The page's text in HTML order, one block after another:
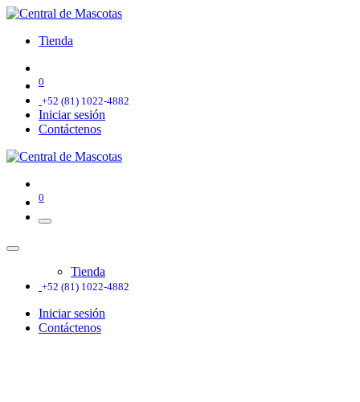
Tienda
0
+52 (81) 1022-4882
Iniciar sesión
Contáctenos
0
Tienda
+52 (81) 1022-4882
Iniciar sesión
Contáctenos